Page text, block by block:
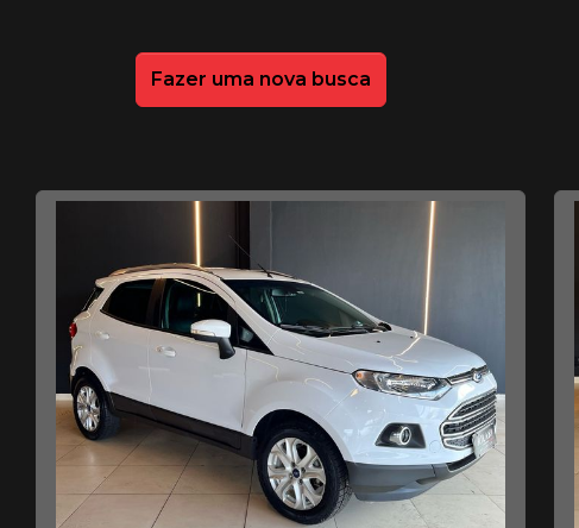
Fazer uma nova busca